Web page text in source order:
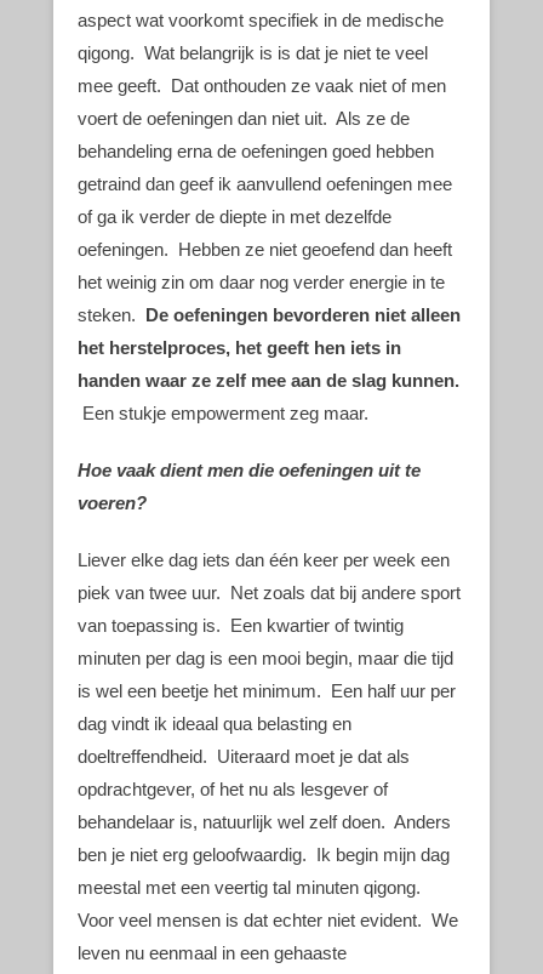
aspect wat voorkomt specifiek in de medische
qigong. Wat belangrijk is is dat je niet te veel
mee geeft. Dat onthouden ze vaak niet of men
voert de oefeningen dan niet uit. Als ze de
behandeling erna de oefeningen goed hebben
getraind dan geef ik aanvullend oefeningen mee
of ga ik verder de diepte in met dezelfde
oefeningen. Hebben ze niet geoefend dan heeft
het weinig zin om daar nog verder energie in te
steken. De oefeningen bevorderen niet alleen
het herstelproces, het geeft hen iets in
handen waar ze zelf mee aan de slag kunnen.
Een stukje empowerment zeg maar.
Hoe vaak dient men die oefeningen uit te
voeren?
Liever elke dag iets dan één keer per week een
piek van twee uur. Net zoals dat bij andere sport
van toepassing is. Een kwartier of twintig
minuten per dag is een mooi begin, maar die tijd
is wel een beetje het minimum. Een half uur per
dag vindt ik ideaal qua belasting en
doeltreffendheid. Uiteraard moet je dat als
opdrachtgever, of het nu als lesgever of
behandelaar is, natuurlijk wel zelf doen. Anders
ben je niet erg geloofwaardig. Ik begin mijn dag
meestal met een veertig tal minuten qigong.
Voor veel mensen is dat echter niet evident. We
leven nu eenmaal in een gehaaste